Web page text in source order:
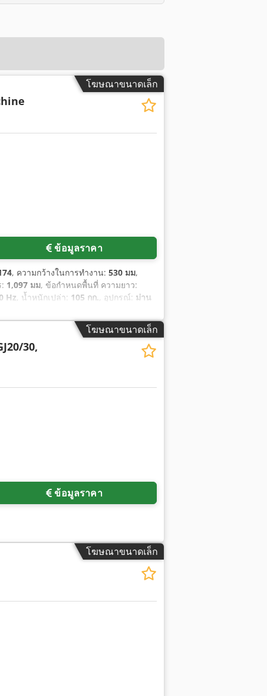
โฆษณาขนาดเล็ก
ข้อมูลราคา
, ความกว้างในการทำงาน: 530 มม,
1,097 มม, ข้อกำหนดพื้นที่ ความยาว:
Hz, น้ำหนักเปล่า: 105 กก., อุปกรณ์: ม่าน
โฆษณาขนาดเล็ก
30,
ข้อมูลราคา
โฆษณาขนาดเล็ก